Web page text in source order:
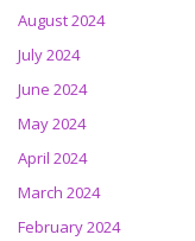
August 2024
July 2024
June 2024
May 2024
April 2024
March 2024
February 2024